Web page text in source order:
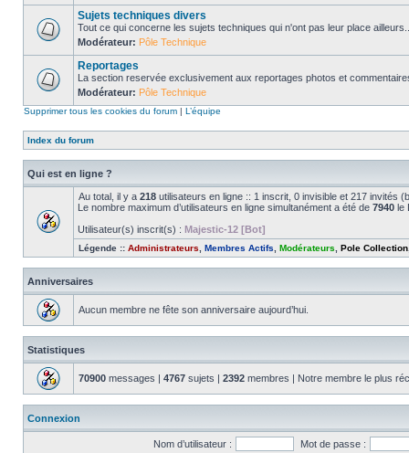
Sujets techniques divers
Tout ce qui concerne les sujets techniques qui n'ont pas leur place
Modérateur: Pôle Technique
Reportages
La section reservée exclusivement aux reportages photos et
Modérateur: Pôle Technique
Supprimer tous les cookies du forum | L’équipe
Index du forum
Qui est en ligne ?
Au total, il y a 218 utilisateurs en ligne :: 1 inscrit, 0 invisible et 217 invités
Le nombre maximum d’utilisateurs en ligne simultanément a été de 7940 le
Utilisateur(s) inscrit(s) : Majestic-12 [Bot]
Légende :: Administrateurs Membres Actifs Modérateurs Pole Collection
Anniversaires
Aucun membre ne fête son anniversaire aujourd’hui.
Statistiques
70900 messages | 4767 sujets | 2392 membres | Notre membre le plus
Connexion
Nom d’utilisateur : Mot de passe :